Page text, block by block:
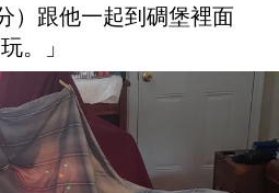
）跟他一起到碉堡裡面
玩。」